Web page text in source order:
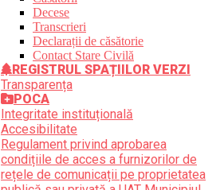
Decese
Transcrieri
Declarații de căsătorie
Contact Stare Civilă
REGISTRUL SPAȚIILOR VERZI
Transparența
POCA
Integritate instituțională
Accesibilitate
Regulament privind aprobarea
condițiile de acces a furnizorilor de
rețele de comunicații pe proprietatea